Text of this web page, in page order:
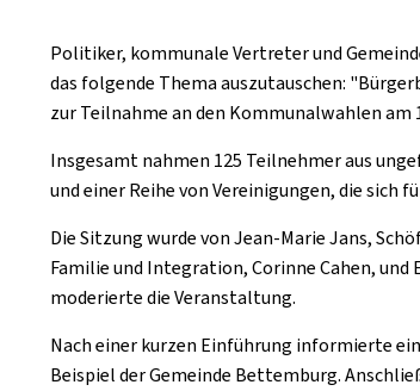
Politiker, kommunale Vertreter und
das folgende Thema auszutauschen:
zur Teilnahme an den Kommunalwahlen am
Insgesamt nahmen 125 Teilnehmer aus
und einer Reihe von Vereinigungen, die sich
Die Sitzung wurde von Jean-Marie Jans,
Familie und Integration, Corinne Cahen,
moderierte die Veranstaltung.
Nach einer kurzen Einführung informierte
Beispiel der Gemeinde Bettemburg.